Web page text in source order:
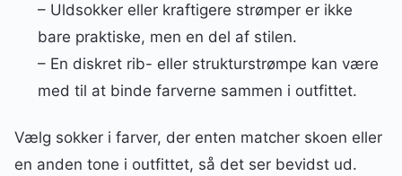
– Uldsokker eller kraftigere strømper er ikke
bare praktiske, men en del af stilen.
– En diskret rib- eller strukturstrømpe kan være
med til at binde farverne sammen i outfittet.
Vælg sokker i farver, der enten matcher skoen eller
en anden tone i outfittet, så det ser bevidst ud.